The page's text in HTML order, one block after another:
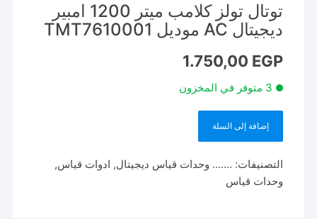
توتال تولز كلامب ميتر 1200 امبير
ديجيتال AC موديل TMT7610001
1.750,00 EGP
3 متوفر في المخزون
كمية
تولز
كلامب
إضافة إلى السلة
التصنيفات: ....... وحدات قياس ديجيتال, ادوات قياس,
وحدات قياس